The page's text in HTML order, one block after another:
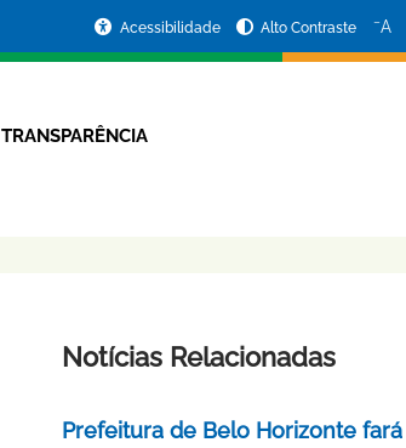
Acessibilidade Alto Contraste −A
TRANSPARÊNCIA
Notícias Relacionadas
Prefeitura de Belo Horizonte fará